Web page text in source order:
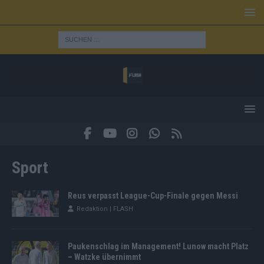
Sport
Reus verpasst League-Cup-Finale gegen Messi
Redaktion | FLASH
Paukenschlag im Management! Lunow macht Platz
– Watzke übernimmt